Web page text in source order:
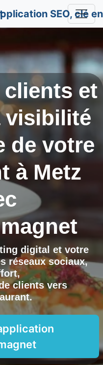
et
visibilité
de votre
àMetz
digital et votre
réseaux sociaux,
clients vers
.